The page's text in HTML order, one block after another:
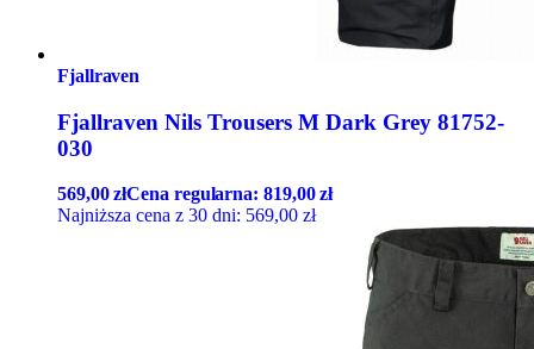
Fjallraven
Fjallraven Nils Trousers M Dark Grey 81752-
030
569,00złCena regularna:819,00zł
Najniższa cena z 30 dni: 569,00 zł